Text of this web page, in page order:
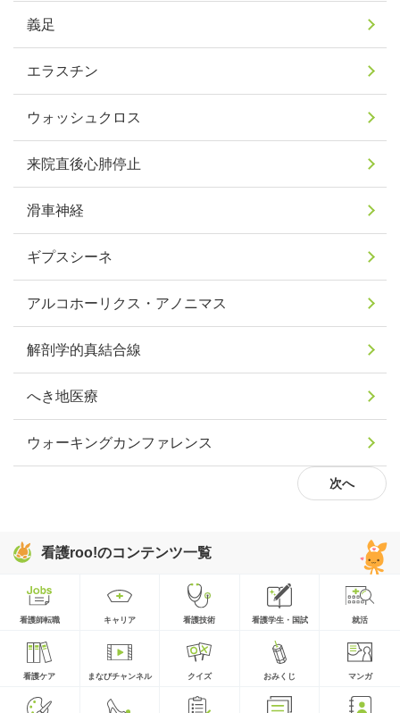
義足
エラスチン
ウォッシュクロス
来院直後心肺停止
滑車神経
ギプスシーネ
アルコホーリクス・アノニマス
解剖学的真結合線
へき地医療
ウォーキングカンファレンス
次へ
看護roo!のコンテンツ一覧
看護師転職 キャリア 看護技術 看護学生・国試 就活
看護ケア まなびチャンネル クイズ おみくじ マンガ